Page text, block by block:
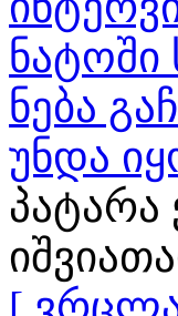
ნება
უნდა
პატარა